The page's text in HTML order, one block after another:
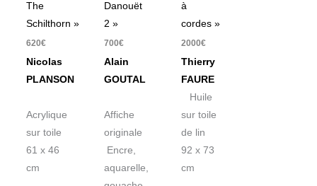
The
Schilthorn »
620€
Nicolas
PLANSON
Acrylique
sur toile
61 x 46
cm
Danouët
2 »
700€
Alain
GOUTAL
Affiche
originale
Encre,
aquarelle,
à
cordes »
2000€
Thierry
FAURE
Huile
sur toile
de lin
92 x 73
cm